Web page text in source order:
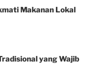
Makanan Lokal
yang Wajib